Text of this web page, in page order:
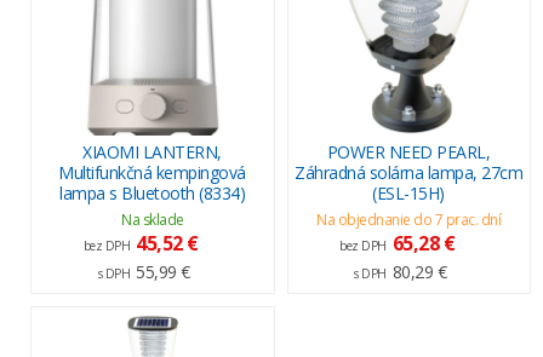
XIAOMI LANTERN,
Multifunkčná kempingová
lampa s Bluetooth (8334)
Na sklade
bez DPH 45,52 €
s DPH 55,99 €
POWER NEED PEARL,
Záhradná solárna lampa, 27cm
(ESL-15H)
Na objednanie do 7 prac. dní
bez DPH 65,28 €
s DPH 80,29 €